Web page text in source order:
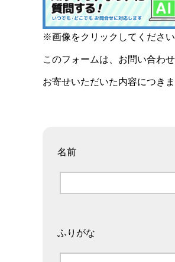
※画像をクリックしてください
このフォームは、お問い合わ
お寄せいただいた内容につき
名前
ふりがな